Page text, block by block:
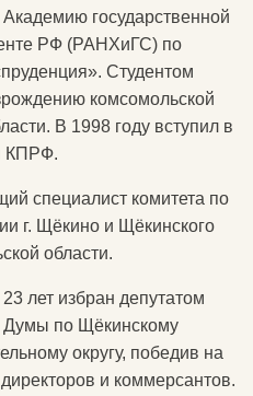
государственной
РФ (РАНХиГС) по
Студентом
комсомольской
В 1998 году вступил в
КПРФ.
специалист комитета по
г. Щёкино и Щёкинского
области.
лет избран депутатом
Думы по Щёкинскому
округу, победив на
и коммерсантов.